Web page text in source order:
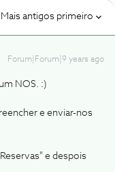
Mais antigos primeiro
Forum|Forum|9 years ago
NOS. :)
e enviar-nos
e despois